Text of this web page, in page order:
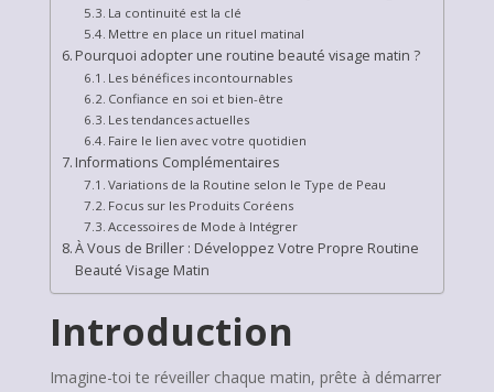
La continuité est la clé
Mettre en place un rituel matinal
Pourquoi adopter une routine beauté visage matin ?
Les bénéfices incontournables
Confiance en soi et bien-être
Les tendances actuelles
Faire le lien avec votre quotidien
Informations Complémentaires
Variations de la Routine selon le Type de Peau
Focus sur les Produits Coréens
Accessoires de Mode à Intégrer
À Vous de Briller : Développez Votre Propre Routine
Beauté Visage Matin
Introduction
Imagine-toi te réveiller chaque matin, prête à démarrer